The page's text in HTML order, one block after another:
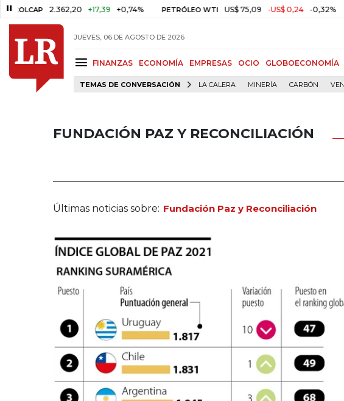
2.362,20 +17,39 +0,74% PETRÓLEO WTI US$ 75,09 -US$ 0,24 -0,32% CAFÉ
JUEVES, 06 DE AGOSTO DE 2026
FINANZAS ECONOMÍA EMPRESAS OCIO GLOBOECONOMÍA
TEMAS DE CONVERSACIÓN LA CALERA MINERÍA CARBÓN
FUNDACIÓN PAZ Y RECONCILIACIÓN
Últimas noticias sobre: Fundación Paz y Reconciliación